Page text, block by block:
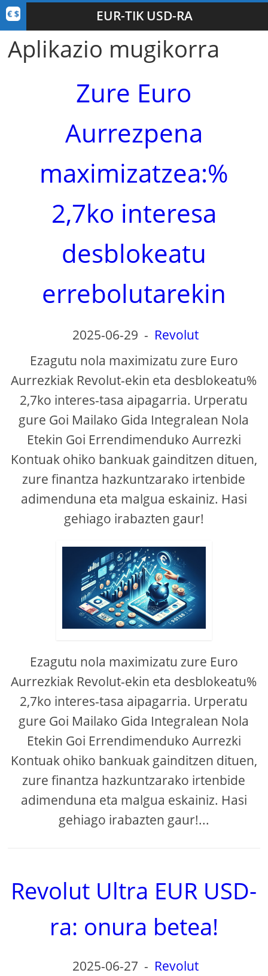
EUR-TIK USD-RA
Aplikazio mugikorra
Zure Euro
Aurrezpena
maximizatzea:%
2,7ko interesa
desblokeatu
errebolutarekin
2025-06-29 - Revolut
Ezagutu nola maximizatu zure Euro
Aurrezkiak Revolut-ekin eta desblokeatu%
2,7ko interes-tasa aipagarria. Urperatu
gure Goi Mailako Gida Integralean Nola
Etekin Goi Errendimenduko Aurrezki
Kontuak ohiko bankuak gainditzen dituen,
zure finantza hazkuntzarako irtenbide
adimenduna eta malgua eskainiz. Hasi
gehiago irabazten gaur!
Ezagutu nola maximizatu zure Euro
Aurrezkiak Revolut-ekin eta desblokeatu%
2,7ko interes-tasa aipagarria. Urperatu
gure Goi Mailako Gida Integralean Nola
Etekin Goi Errendimenduko Aurrezki
Kontuak ohiko bankuak gainditzen dituen,
zure finantza hazkuntzarako irtenbide
adimenduna eta malgua eskainiz. Hasi
gehiago irabazten gaur!...
Revolut Ultra EUR USD-
ra: onura betea!
2025-06-27 - Revolut